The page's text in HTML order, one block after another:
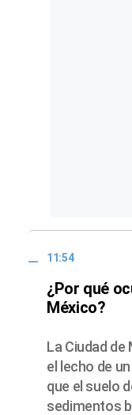
11:54
¿Por qué
México?
La Ciudad
el lecho de
que el suelo
sedimentos